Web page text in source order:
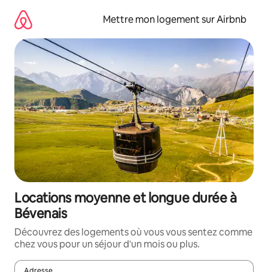
directement
contenu
Mettre mon logement sur Airbnb
Locations moyenne et longue durée à
Bévenais
Découvrez des logements où vous vous sentez comme
chez vous pour un séjour d'un mois ou plus.